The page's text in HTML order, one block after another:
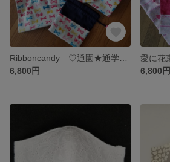
6,800円
6,800円